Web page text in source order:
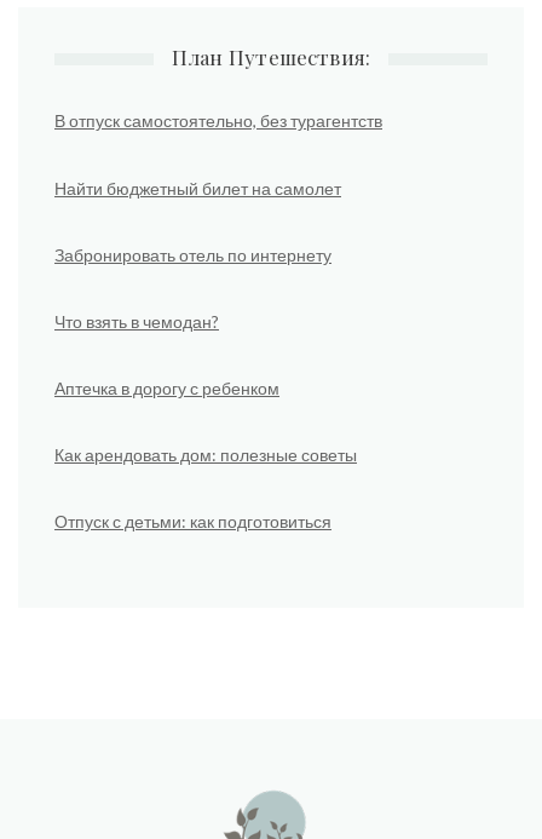
План Путешествия:
В отпуск самостоятельно, без турагентств
Найти бюджетный билет на самолет
Забронировать отель по интернету
Что взять в чемодан?
Аптечка в дорогу с ребенком
Как арендовать дом: полезные советы
Отпуск с детьми: как подготовиться